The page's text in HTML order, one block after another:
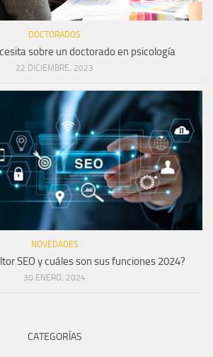
DOCTORADOS
sobre un doctorado en psicología
22 DICIEMBRE, 2023
NOVEDADES
SEO y cuáles son sus funciones 2024?
30 ENERO, 2024
CATEGORÍAS